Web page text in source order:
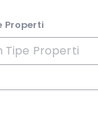
Properti